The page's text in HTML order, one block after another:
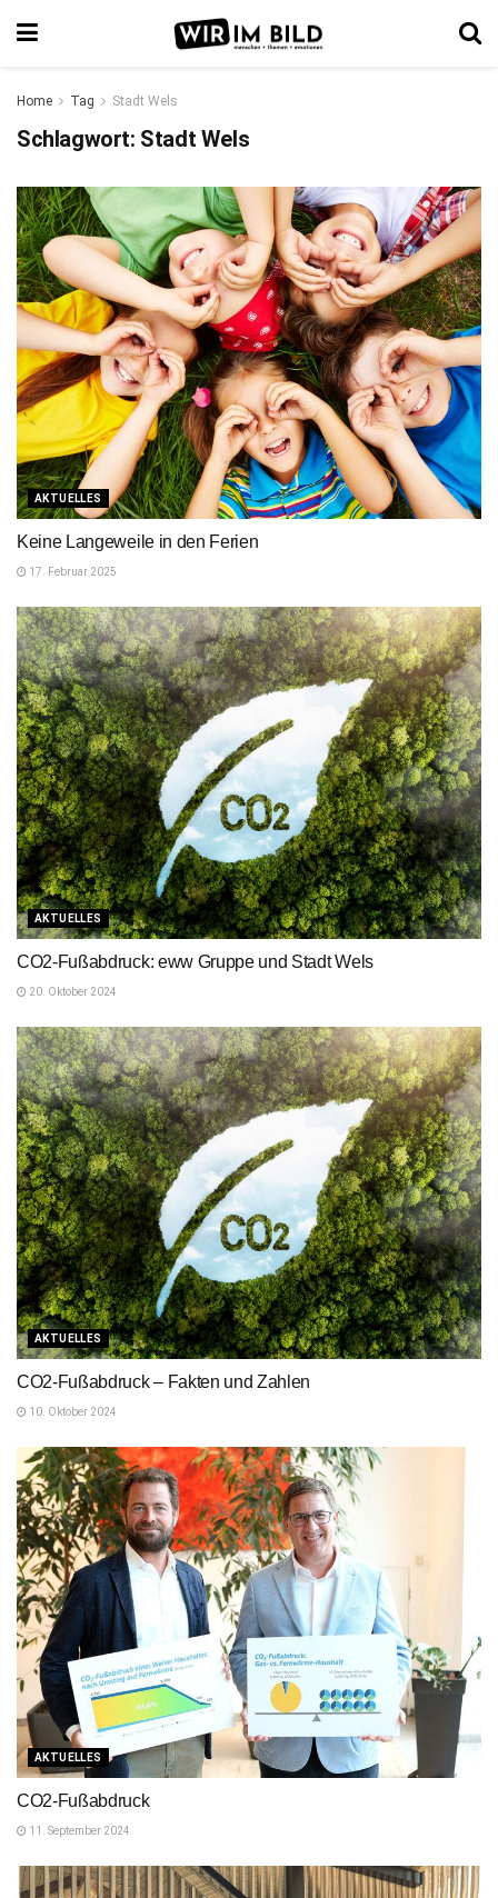
Home Tag Stadt Wels
Schlagwort: Stadt Wels
AKTUELLES
Keine Langeweile in den Ferien
17. Februar 2025
AKTUELLES
CO2-Fußabdruck: eww Gruppe und Stadt Wels
20. Oktober 2024
AKTUELLES
CO2-Fußabdruck – Fakten und Zahlen
10. Oktober 2024
AKTUELLES
CO2-Fußabdruck
11. September 2024